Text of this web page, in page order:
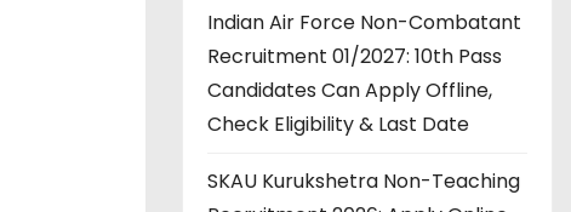
Indian Air Force Non-Combatant
Recruitment 01/2027: 10th Pass
Candidates Can Apply Offline,
Check Eligibility & Last Date
SKAU Kurukshetra Non-Teaching